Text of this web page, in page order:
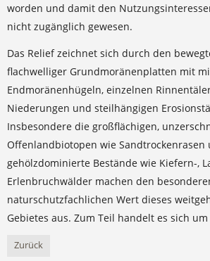
worden und damit den
nicht zugänglich gewesen.
Das Relief zeichnet sich durch den
flachwelliger Grundmoränenplatten mit
Endmoränenhügeln, einzelnen
Niederungen und steilhängigen
Insbesondere die großflächigen,
Offenlandbiotopen wie Sandtrockenrasen
gehölzdominierte Bestände wie Kiefern-,
Erlenbruchwälder machen den
naturschutzfachlichen Wert dieses
Gebietes aus. Zum Teil handelt es sich um
Zurück